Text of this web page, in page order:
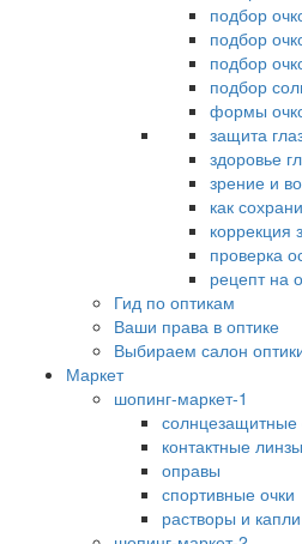
подбор
подбор
подбор
подбор
формы
защита
здоровье
зрение и
как
коррекция
проверка
рецепт на
Гид по оптикам
Ваши права в оптике
Выбираем салон
Маркет
шопинг-маркет-1
солнцезащитные
контактные линзы
оправы
спортивные очки
растворы и капли